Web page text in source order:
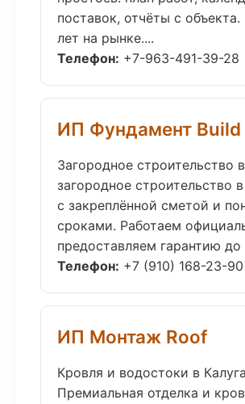
поставок, отчёты с объекта.
лет на рынке....
Телефон: +7-963-491-39-28
ИП Фундамент Build
Загородное строительство
загородное строительство
с закреплённой сметой и
сроками. Работаем
предоставляем гарантию до
Телефон: +7 (910) 168-23-90
ИП Монтаж Roof
Кровля и водостоки в Калуга
Премиальная отделка и